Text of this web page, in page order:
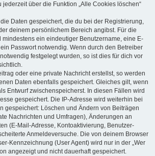
jederzeit über die Funktion „Alle Cookies löschen“
Daten gespeichert, die du bei der Registrierung,
deinem persönlichem Bereich angibst. Für die
mindestens ein eindeutiger Benutzername, eine E-
Passwort notwendig. Wenn durch den Betreiber
festgelegt wurden, so ist dies für dich vor
oder eine private Nachricht erstellst, so werden
Daten ebenfalls gespeichert. Gleiches gilt, wenn
Entwurf zwischenspeicherst. In diesen Fällen wird
gespeichert. Die IP-Adresse wird weiterhin bei
gespeichert: Löschen und Ändern von Beiträgen
Nachrichten und Umfragen), Änderungen an
(E-Mail-Adresse, Kontoaktivierung, Benutzer-
Anmeldeversuche. Die von deinem Browser
Kennzeichnung (User Agent) wird nur in der „Wer
angezeigt und nicht dauerhaft gespeichert.